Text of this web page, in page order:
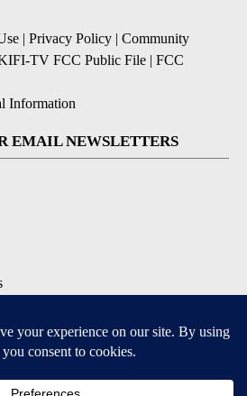
| Privacy Policy | Community
TV FCC Public File | FCC
Information
EMAIL NEWSLETTERS